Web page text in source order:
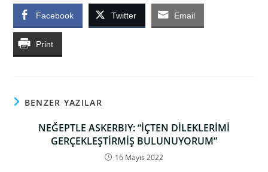
Facebook Twitter Email
Print
BENZER YAZILAR
NEĞEPTLE ASKERBIY: “İÇTEN DİLEKLERİMİ
GERÇEKLEŞTİRMİŞ BULUNUYORUM”
16 Mayıs 2022